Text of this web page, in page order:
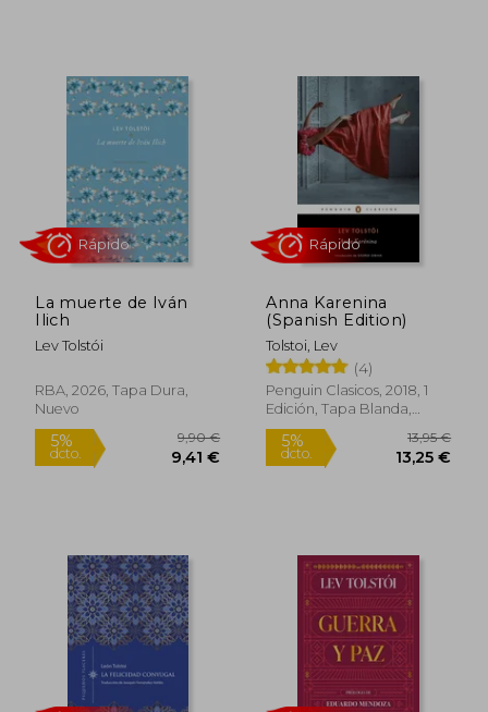
5% 5%
La muerte de Iván
Ilich
Lev Tolstói
RBA, 2026, Tapa Dura,
Nuevo
Rápido
Anna Karenina
(Spanish Edition)
Tolstoi, Lev
(4)
Penguin Clasicos, 2018, 1
Edición, Tapa Blanda,
Nuevo
Rápido